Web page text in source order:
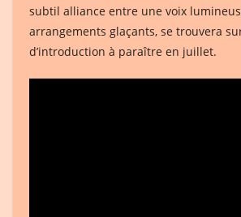
subtil alliance entre une voix
arrangements glaçants, se trouvera
d’introduction à paraître en juillet.